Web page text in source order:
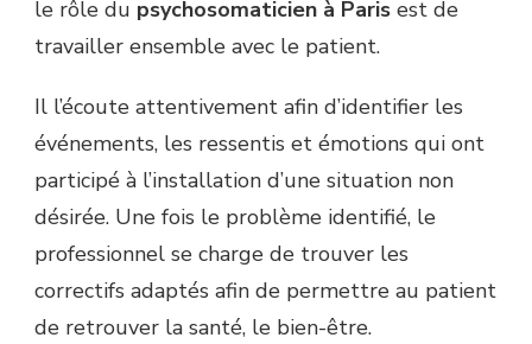
le rôle du psychosomaticien à Paris est de
travailler ensemble avec le patient.
Il l’écoute attentivement afin d’identifier les
événements, les ressentis et émotions qui ont
participé à l’installation d’une situation non
désirée. Une fois le problème identifié, le
professionnel se charge de trouver les
correctifs adaptés afin de permettre au patient
de retrouver la santé, le bien-être.